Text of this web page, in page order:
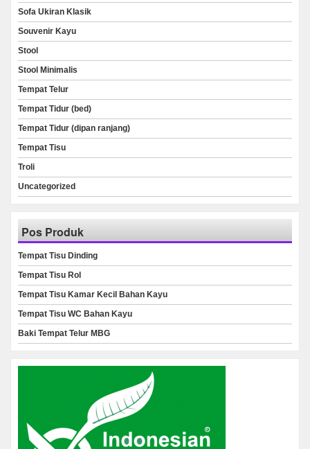
Sofa Ukiran Klasik
Souvenir Kayu
Stool
Stool Minimalis
Tempat Telur
Tempat Tidur (bed)
Tempat Tidur (dipan ranjang)
Tempat Tisu
Troli
Uncategorized
Pos Produk
Tempat Tisu Dinding
Tempat Tisu Rol
Tempat Tisu Kamar Kecil Bahan Kayu
Tempat Tisu WC Bahan Kayu
Baki Tempat Telur MBG